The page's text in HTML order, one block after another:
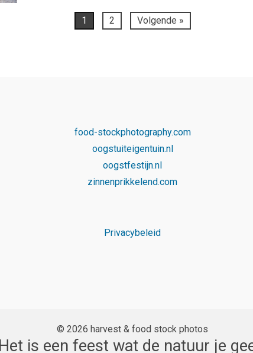
1 2 Volgende »
food-stockphotography.com
oogstuiteigentuin.nl
oogstfestijn.nl
zinnenprikkelend.com
Privacybeleid
© 2026 harvest & food stock photos
Het is een feest wat de natuur je